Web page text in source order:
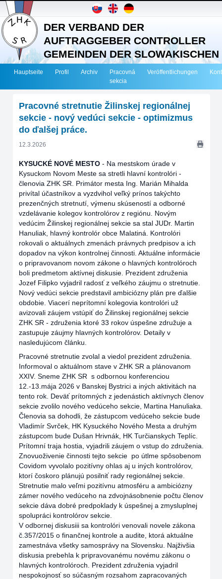
DER VERBAND DER
AUFTRAGGEBER CONTROLLER
GEMEINDEN DER SLOWAKISCHEN
REPUBLIK
Hauptseite Profil Archiv
Pracovná
sekcia
Veröffentlichungen
Pracovné stretnutie Žilinskej regionálnej
sekcie - nový vedúci sekcie - optimizmus
do ďalšej práce.
12.3.2026
KYSUCKÉ NOVÉ MESTO - Na mestskom úrade v
Kysuckom Novom Meste sa stretli hlavní kontrolóri -
členovia ZHK SR. Primátor mesta Ing. Marián Mihalda
privítal účastníkov a vyzdvihol veľký prínos takýchto
prezenčných stretnutí, výmenu skúseností a odborné
vzdelávanie kolegov kontrolórov z regiónu. Novým
vedúcim Žilinskej regionálnej sekcie sa stal JUDr. Martin
Hanuliak, hlavný kontrolór obce Malatiná. Kontrolóri
rokovali o aktuálnych zmenách právnych predpisov a ich
dopadov na výkon kontrolnej činnosti. Aktuálne informácie
o pripravovanom novom zákone o hlavných kontrolóroch
boli predmetom aktívnej diskusie. Prezident združenia
Jozef Filipko vyjadril radosť z veľkého záujmu o stretnutie.
Nový vedúci sekcie predstavil ambiciózny plán pre ďalšie
obdobie. Viacerí neprítomní kolegovia kontrolóri už
avizovali záujem vstúpiť do Žilinskej regionálnej sekcie
ZHK SR - združenia ktoré 33 rokov úspešne združuje a
zastupuje záujmy hlavných kontrolórov. Detaily v
nasledujúcom článku.
Pracovné stretnutie zvolal a viedol prezident združenia.
Informoval o aktuálnom stave v ZHK SR a plánovanom
XXIV. Sneme ZHK SR s odbornou konferenciou
12.-13.mája 2026 v Banskej Bystrici a iných aktivitách na
tento rok. Deväť prítomných z jedenástich aktívnych členov
sekcie zvolilo nového vedúceho sekcie, Martina Hanuliaka.
Členovia sa dohodli, že zástupcom vedúceho sekcie bude
Vladimír Svrček, HK Kysuckého Nového Mesta a druhým
zástupcom bude Dušan Hrivnák, HK Turčianskych Teplíc.
Prítomní traja hostia, vyjadrili záujem o vstup do združenia.
Znovuoživenie činnosti tejto sekcie po útlme spôsobenom
Covidom vyvolalo pozitívny ohlas aj u iných kontrolórov,
ktorí čoskoro plánujú posilniť rady regionálnej sekcie.
Stretnutie malo veľmi pozitívnu atmosféru a ambiciózny
zámer nového vedúceho na zdvojnásobnenie počtu členov
sekcie dáva dobré predpoklady k úspešnej a zmysluplnej
spolupráci kontrolórov sekcie.
V odbornej diskusiii sa kontrolóri venovali novele zákona
č.357/2015 o finančnej kontrole a audite, ktorá aktuálne
zamestnáva všetky samosprávy na Slovensku. Najživšia
diskusia prebehla k pripravovanému novému zákonu o
hlavných kontrolóroch. Prezident združenia vyjadril
nespokojnosť so súčasným rozsahom zapracovaných